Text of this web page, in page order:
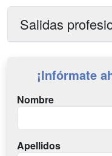
Salidas
¡Infórmate
Nombre
Apellidos